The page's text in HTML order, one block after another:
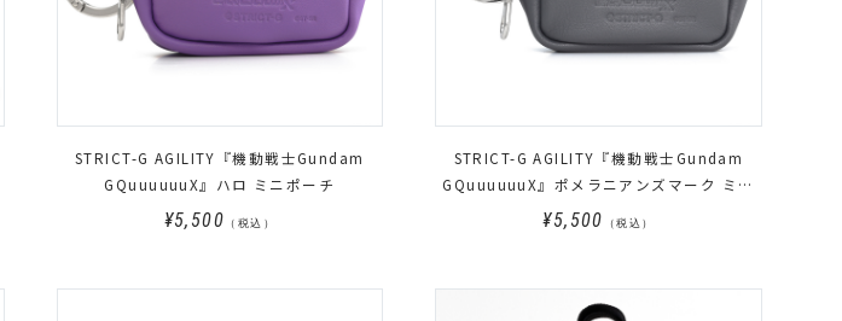
STRICT-G AGILITY『機動戦士Gundam
GQuuuuuuX』ハロ ミニポーチ
¥5,500 （税込）
STRICT-G AGILITY『機動戦士Gundam
GQuuuuuuX』ポメラニアンズマーク ミニ
ポーチ
¥5,500 （税込）